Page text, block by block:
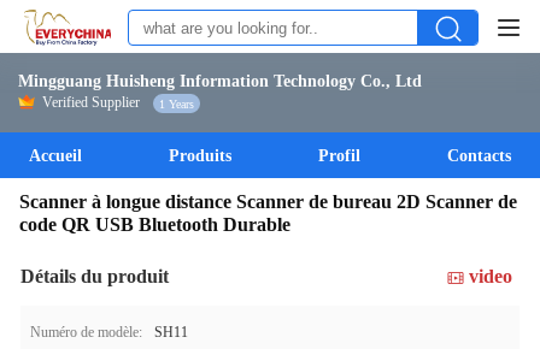
Mingguang Huisheng Information Technology Co., Ltd
Verified Supplier 1 Years
Accueil Produits Profil Contacts
Scanner à longue distance Scanner de bureau 2D Scanner de
code QR USB Bluetooth Durable
Détails du produit video
Numéro de modèle:
SH11